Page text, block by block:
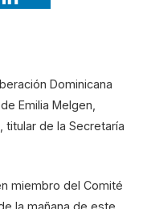
Dominicana
Emilia Melgen,
titular de la Secretaría
miembro del Comité